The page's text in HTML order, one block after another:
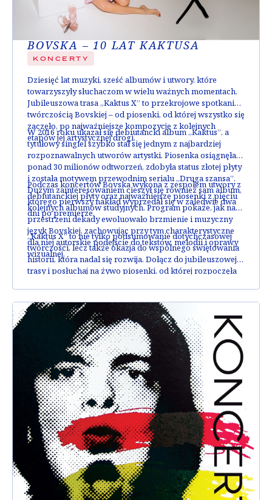
BOVSKA – 10 LAT KAKTUSA
KONCERTY
Dziesięć lat muzyki, sześć albumów i utwory, które
towarzyszyły słuchaczom w wielu ważnych momentach.
Jubileuszowa trasa „Kaktus X” to przekrojowe spotkanie z
twórczością Bovskiej – od piosenki, od której wszystko się
zaczęło, po najważniejsze kompozycje z kolejnych
etapów jej artystycznej drogi.
W 2016 roku ukazał się debiutancki album „Kaktus”, a
tytułowy singiel szybko stał się jednym z najbardziej
rozpoznawalnych utworów artystki. Piosenka osiągnęła
ponad 30 milionów odtworzeń, zdobyła status złotej płyty
i została motywem przewodnim serialu „Druga szansa”.
Dużym zainteresowaniem cieszył się również sam album,
którego pierwszy nakład wyprzedał się w zaledwie dwa
dni po premierze.
Podczas koncertów Bovska wykona z zespołem utwory z
debiutanckiej płyty oraz najważniejsze piosenki z pięciu
kolejnych albumów studyjnych. Program pokaże, jak na
przestrzeni dekady ewoluowało brzmienie i muzyczny
język Bovskiej, zachowując przy tym charakterystyczne
dla niej autorskie podejście do tekstów, melodii i oprawy
wizualnej.
„Kaktus X” to nie tylko podsumowanie dotychczasowej
twórczości, lecz także okazja do wspólnego świętowania
historii, która nadal się rozwija. Dołącz do jubileuszowej
trasy i posłuchaj na żywo piosenki, od której rozpoczęła